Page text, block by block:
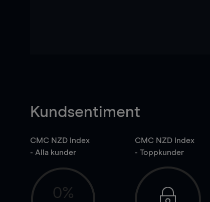
Kundsentiment
CMC NZD Index
- Alla kunder
0%
CMC NZD Index
- Toppkunder